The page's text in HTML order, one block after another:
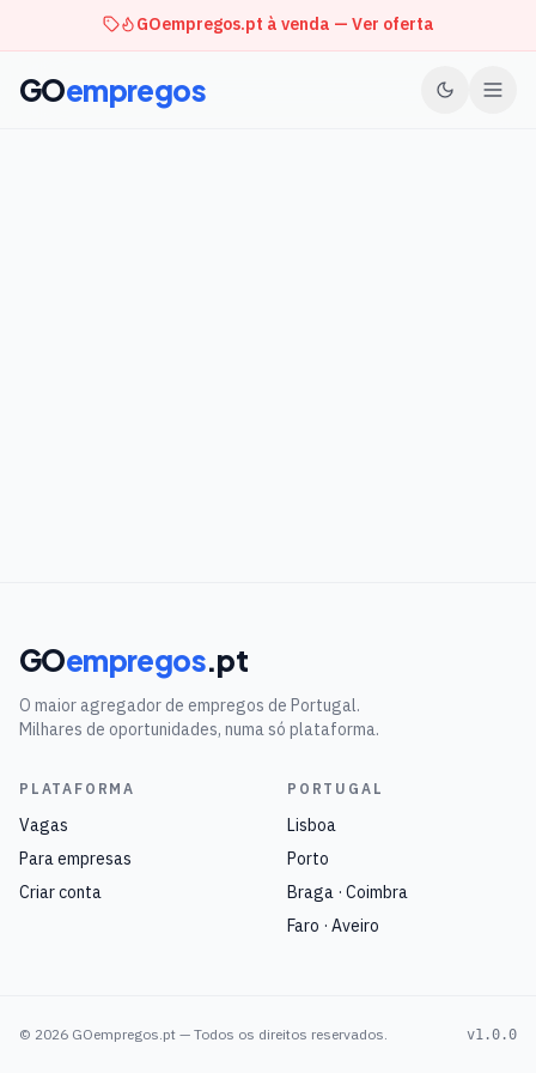
GOempregos.pt à venda — Ver oferta
GOempregos
GOempregos.pt
O maior agregador de empregos de Portugal.
Milhares de oportunidades, numa só plataforma.
PLATAFORMA
Vagas
Para empresas
Criar conta
PORTUGAL
Lisboa
Porto
Braga · Coimbra
Faro · Aveiro
© 2026 GOempregos.pt — Todos os direitos reservados. v1.0.0